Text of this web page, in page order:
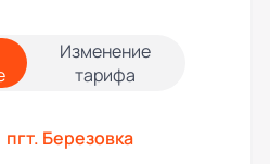
Изменение
тарифа
пгт. Березовка